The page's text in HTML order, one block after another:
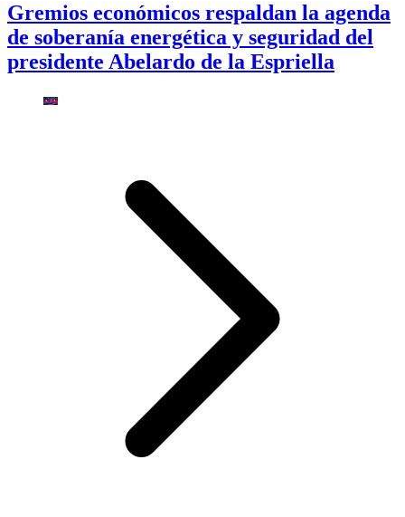
Gremios económicos respaldan la agenda
de soberanía energética y seguridad del
presidente Abelardo de la Espriella